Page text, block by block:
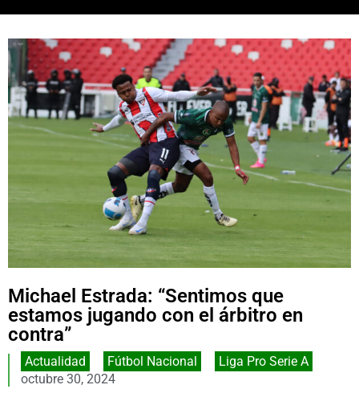
Michael Estrada: “Sentimos que
estamos jugando con el árbitro en
contra”
Actualidad Fútbol Nacional
Liga Pro Serie A
octubre 30, 2024